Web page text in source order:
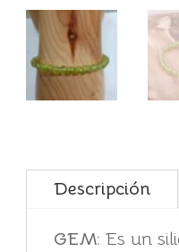
Descripción
GEM: Es un